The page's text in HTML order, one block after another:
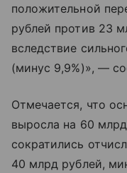
положительной
рублей против 23
вследствие
(минус 9,9%)», —
Отмечается, что
выросла на 60
сократились
40 млрд рублей,